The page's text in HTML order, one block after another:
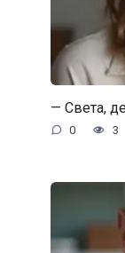
— Света,
0 3